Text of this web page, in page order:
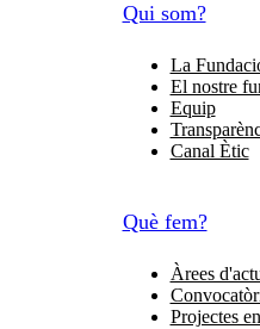
Qui som?
La
El nostre
Equip
Canal Ètic
Què fem?
Àrees
Projectes